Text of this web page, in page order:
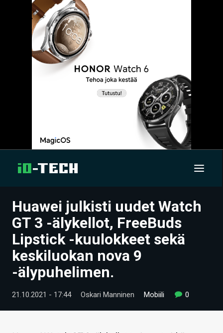
UUTISET
ARTIKKELIT
VIDEOT
TECHBBS
TIETOA
Huawei julkisti uudet Watch
GT 3 -älykellot, FreeBuds
Lipstick -kuulokkeet sekä
keskiluokan nova 9
-älypuhelimen.
21.10.2021 - 17:44 Oskari Manninen Mobiili 0